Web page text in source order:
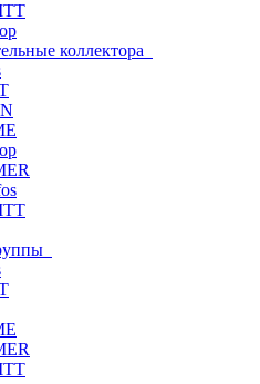
коллектора